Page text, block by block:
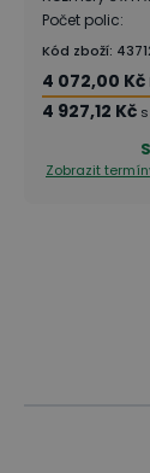
Počet polic:
Kód zboží:
4 072,00 Kč
4 927,12 Kč
Zobrazit